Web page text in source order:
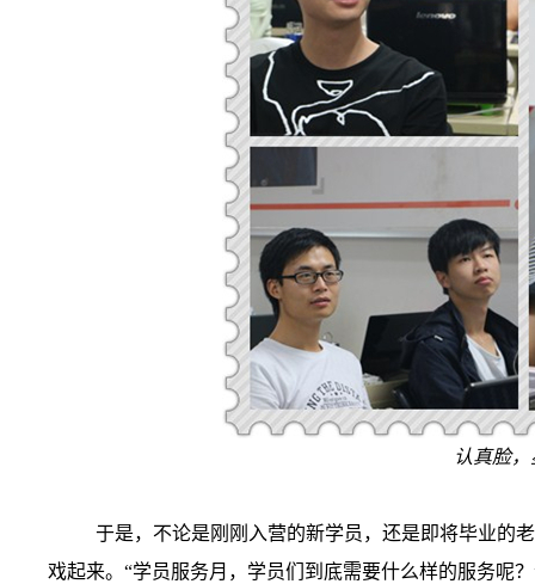
认真脸
于是，不论是刚刚入营的新学员，还是即将毕业的
戏起来。“学员服务月，学员们到底需要什么样的服务呢